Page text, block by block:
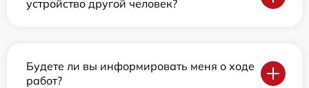
устройство другой человек?
Будете ли вы информировать меня о ходе
работ?